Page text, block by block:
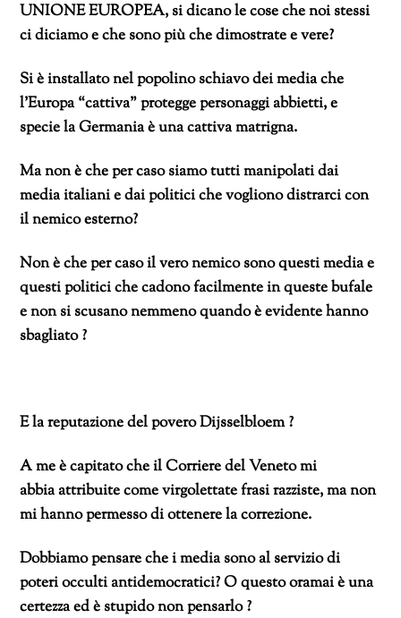
UNIONE EUROPEA, si dicano le cose che noi stessi
ci diciamo e che sono più che dimostrate e vere?
Si è installato nel popolino schiavo dei media che
l’Europa “cattiva” protegge personaggi abbietti, e
specie la Germania è una cattiva matrigna.
Ma non è che per caso siamo tutti manipolati dai
media italiani e dai politici che vogliono distrarci con
il nemico esterno?
Non è che per caso il vero nemico sono questi media e
questi politici che cadono facilmente in queste bufale
e non si scusano nemmeno quando è evidente hanno
sbagliato ?
E la reputazione del povero Dijsselbloem ?
A me è capitato che il Corriere del Veneto mi
abbia attribuite come virgolettate frasi razziste, ma non
mi hanno permesso di ottenere la correzione.
Dobbiamo pensare che i media sono al servizio di
poteri occulti antidemocratici? O questo oramai è una
certezza ed è stupido non pensarlo ?